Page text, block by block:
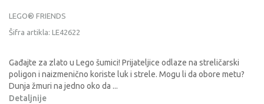
LEGO® FRIENDS
Šifra artikla: LE42622
Gađajte za zlato u Lego šumici! Prijateljice odlaze na streličarski
poligon i naizmenično koriste luk i strele. Mogu li da obore metu?
Dunja žmuri na jedno oko da ...
Detaljnije